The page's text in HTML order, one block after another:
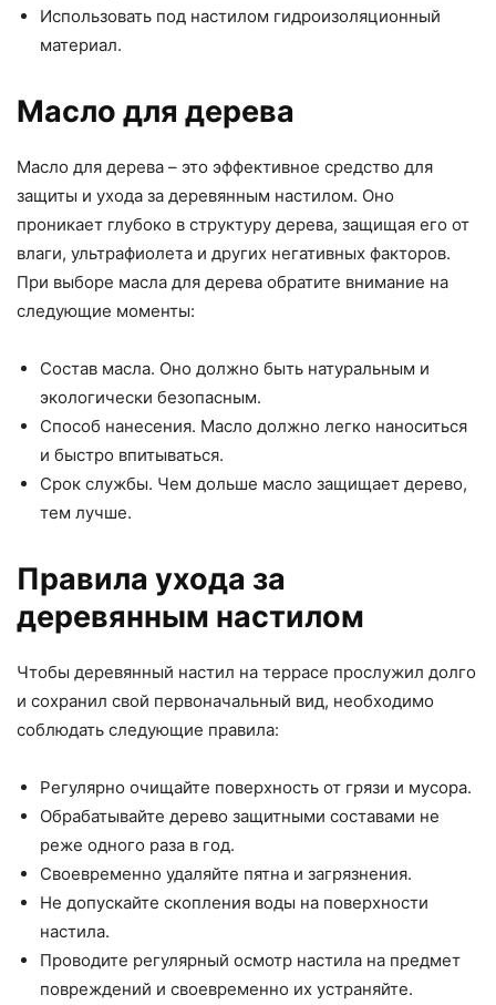
Использовать под настилом гидроизоляционный
материал.
Масло для дерева
Масло для дерева – это эффективное средство для
защиты и ухода за деревянным настилом. Оно
проникает глубоко в структуру дерева, защищая его от
влаги, ультрафиолета и других негативных факторов.
При выборе масла для дерева обратите внимание на
следующие моменты:
Состав масла. Оно должно быть натуральным и
экологически безопасным.
Способ нанесения. Масло должно легко наноситься
и быстро впитываться.
Срок службы. Чем дольше масло защищает дерево,
тем лучше.
Правила ухода за
деревянным настилом
Чтобы деревянный настил на террасе прослужил долго
и сохранил свой первоначальный вид, необходимо
соблюдать следующие правила:
Регулярно очищайте поверхность от грязи и мусора.
Обрабатывайте дерево защитными составами не
реже одного раза в год.
Своевременно удаляйте пятна и загрязнения.
Не допускайте скопления воды на поверхности
настила.
Проводите регулярный осмотр настила на предмет
повреждений и своевременно их устраняйте.